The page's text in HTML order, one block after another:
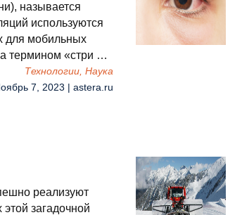
называется
используются
для мобильных
термином «стри …
Технологии, Наука
7, 2023 | astera.ru
реализуют
загадочной